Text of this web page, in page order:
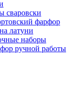
сваровски
фарфор
латуни
наборы
ручной работы